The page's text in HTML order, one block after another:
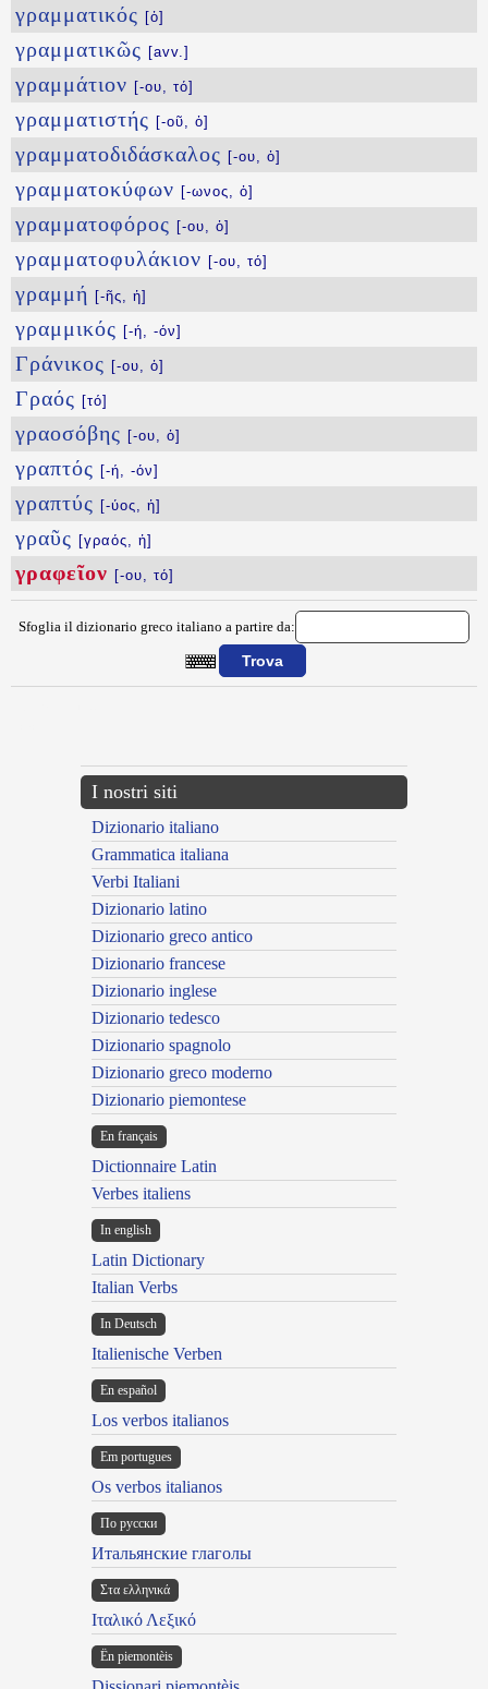
γραμματικός [ὁ]
γραμματικῶς [avv.]
γραμμάτιον [-ου, τό]
γραμματιστής [-οῦ, ὁ]
γραμματοδιδάσκαλος [-ου, ὁ]
γραμματοκύφων [-ωνος, ὁ]
γραμματοφόρος [-ου, ὁ]
γραμματοφυλάκιον [-ου, τό]
γραμμή [-ῆς, ἡ]
γραμμικός [-ή, -όν]
Γράνικος [-ου, ὁ]
Γραός [τό]
γραοσόβης [-ου, ὁ]
γραπτός [-ή, -όν]
γραπτύς [-ύος, ἡ]
γραῦς [γραός, ἡ]
γραφεῖον [-ου, τό]
Sfoglia il dizionario greco italiano a partire da:
I nostri siti
Dizionario italiano
Grammatica italiana
Verbi Italiani
Dizionario latino
Dizionario greco antico
Dizionario francese
Dizionario inglese
Dizionario tedesco
Dizionario spagnolo
Dizionario greco moderno
Dizionario piemontese
En français
Dictionnaire Latin
Verbes italiens
In english
Latin Dictionary
Italian Verbs
In Deutsch
Italienische Verben
En español
Los verbos italianos
Em portugues
Os verbos italianos
По русски
Итальянские глаголы
Στα ελληνικά
Ιταλικό Λεξικό
Ën piemontèis